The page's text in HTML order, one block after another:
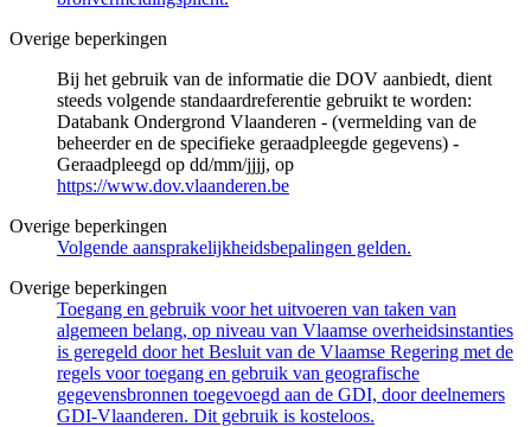
Overige beperkingen
Bij het gebruik van de informatie die DOV aanbiedt, dient
steeds volgende standaardreferentie gebruikt te worden:
Databank Ondergrond Vlaanderen - (vermelding van de
beheerder en de specifieke geraadpleegde gegevens) -
Geraadpleegd op dd/mm/jjjj, op
https://www.dov.vlaanderen.be
Overige beperkingen
Volgende aansprakelijkheidsbepalingen gelden.
Overige beperkingen
Toegang en gebruik voor het uitvoeren van taken van
algemeen belang, op niveau van Vlaamse overheidsinstanties
is geregeld door het Besluit van de Vlaamse Regering met de
regels voor toegang en gebruik van geografische
gegevensbronnen toegevoegd aan de GDI, door deelnemers
GDI-Vlaanderen. Dit gebruik is kosteloos.